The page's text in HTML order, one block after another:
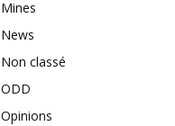
Mines
News
Non classé
ODD
Opinions